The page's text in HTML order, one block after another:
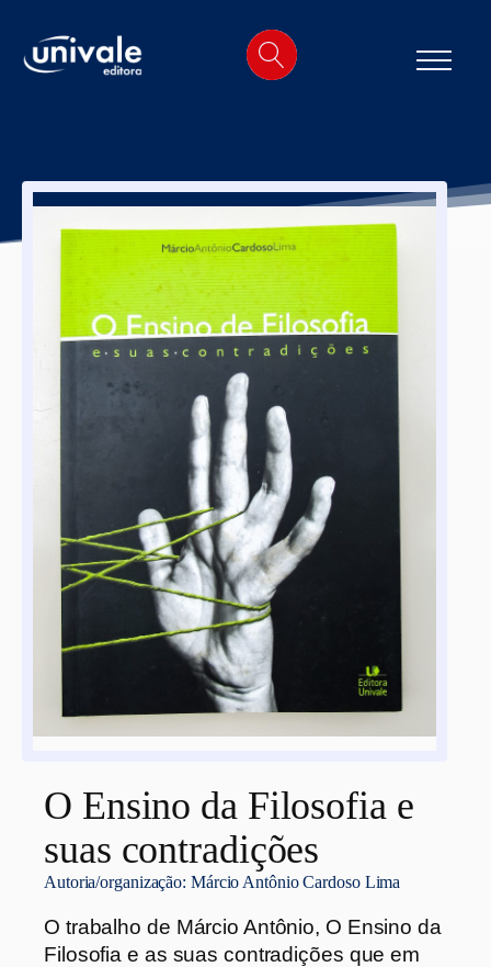
O Ensino da Filosofia e
suas contradições
Autoria/organização: Márcio Antônio Cardoso Lima
O trabalho de Márcio Antônio, O Ensino da
Filosofia e as suas contradições que em